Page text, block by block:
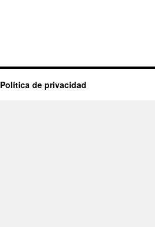
Política de privacidad